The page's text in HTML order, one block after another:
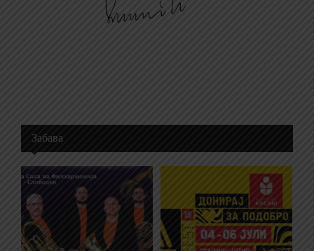
Забава